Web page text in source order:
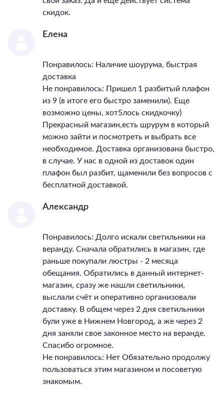
скидок.
Елена
Понравилось: Наличие шоурума, быстрая
доставка
Не понравилось: Пришел 1 разбитый плафон
из 9 (в итоге его быстро заменили). Еще
возможно цены, хот5лось скидкочку)
Прекрасный магазин,есть шрурум в который
можно зайти и посмотреть и выбрать все
необходимое. Доставка организована быстро,
в случае. У нас в одной из доставок один
плафон был разбит, щаменили без вопросов с
бесплатной доставкой.
Александр
Понравилось: Долго искали светильники на
веранду. Сначала обратились в магазин, где
раньше покупали люстры - 2 месяца
обещания. Обратились в данный интернет-
магазин, сразу же нашли светильники,
выслали счёт и оперативно организовали
доставку. В общем через 2 дня светильники
були уже в Нижнем Новгород, а же через 2
дня заняли свое законное место на веранде.
Спасибо огромное.
Не понравилось: Нет Обязательно продолжу
пользоваться этим магазином и посоветую
знакомым.